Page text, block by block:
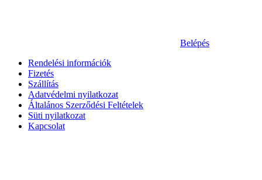
Belépés
Rendelési információk
Fizetés
Szállítás
Adatvédelmi nyilatkozat
Általános Szerződési Feltételek
Süti nyilatkozat
Kapcsolat